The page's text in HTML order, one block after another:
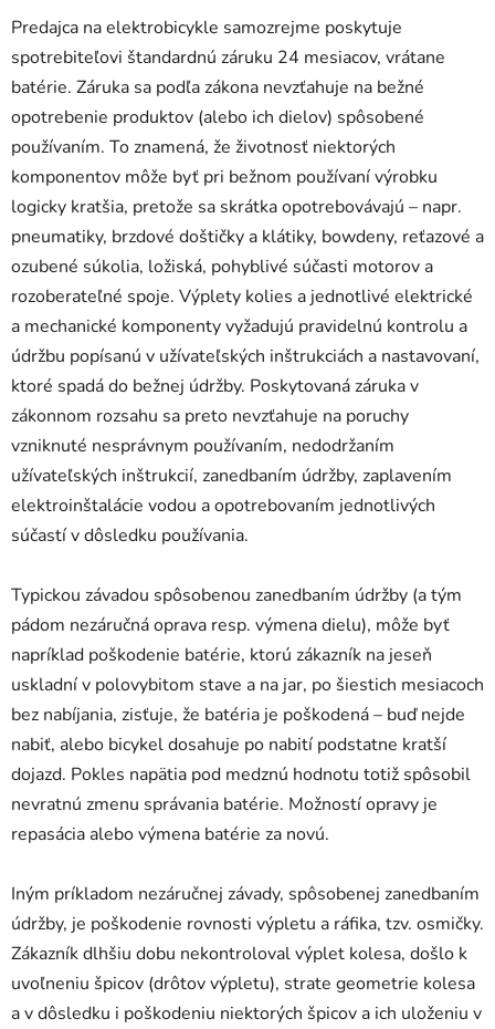
Predajca na elektrobicykle samozrejme poskytuje
spotrebiteľovi štandardnú záruku 24 mesiacov, vrátane
batérie. Záruka sa podľa zákona nevzťahuje na bežné
opotrebenie produktov (alebo ich dielov) spôsobené
používaním. To znamená, že životnosť niektorých
komponentov môže byť pri bežnom používaní výrobku
logicky kratšia, pretože sa skrátka opotrebovávajú – napr.
pneumatiky, brzdové doštičky a klátiky, bowdeny, reťazové a
ozubené súkolia, ložiská, pohyblivé súčasti motorov a
rozoberateľné spoje. Výplety kolies a jednotlivé elektrické
a mechanické komponenty vyžadujú pravidelnú kontrolu a
údržbu popísanú v užívateľských inštrukciách a nastavovaní,
ktoré spadá do bežnej údržby. Poskytovaná záruka v
zákonnom rozsahu sa preto nevzťahuje na poruchy
vzniknuté nesprávnym používaním, nedodržaním
užívateľských inštrukcií, zanedbaním údržby, zaplavením
elektroinštalácie vodou a opotrebovaním jednotlivých
súčastí v dôsledku používania.
Typickou závadou spôsobenou zanedbaním údržby (a tým
pádom nezáručná oprava resp. výmena dielu), môže byť
napríklad poškodenie batérie, ktorú zákazník na jeseň
uskladní v polovybitom stave a na jar, po šiestich mesiacoch
bez nabíjania, zisťuje, že batéria je poškodená – buď nejde
nabiť, alebo bicykel dosahuje po nabití podstatne kratší
dojazd. Pokles napätia pod medznú hodnotu totiž spôsobil
nevratnú zmenu správania batérie. Možností opravy je
repasácia alebo výmena batérie za novú.
Iným príkladom nezáručnej závady, spôsobenej zanedbaním
údržby, je poškodenie rovnosti výpletu a ráfika, tzv. osmičky.
Zákazník dlhšiu dobu nekontroloval výplet kolesa, došlo k
uvoľneniu špicov (drôtov výpletu), strate geometrie kolesa
a v dôsledku i poškodeniu niektorých špicov a ich uloženiu v